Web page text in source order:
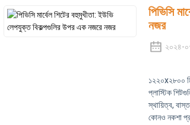
পিভিসি
নজর
২০২৪-
১২২০x২৮০০
প্লাস্টিক
স্থায়িত্ব,
কোনও নকশা